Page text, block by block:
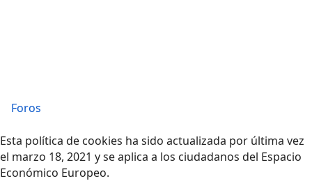
Foros
Esta política de cookies ha sido actualizada por última vez
el marzo 18, 2021 y se aplica a los ciudadanos del Espacio
Económico Europeo.